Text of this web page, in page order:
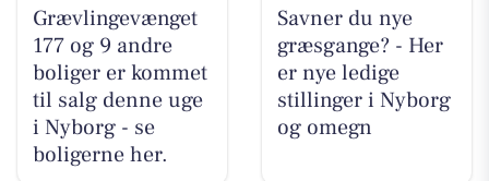
Grævlingevænget
177 og 9 andre
boliger er kommet
til salg denne uge
i Nyborg - se
boligerne her.
Savner du nye
græsgange? - Her
er nye ledige
stillinger i Nyborg
og omegn